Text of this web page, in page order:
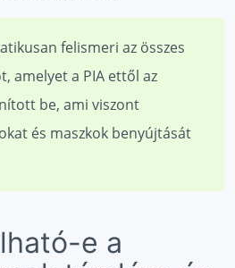
felismeri az összes
amelyet a PIA ettől az
be, ami viszont
és maszkok benyújtását
e a